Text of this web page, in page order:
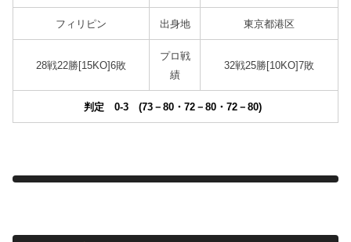
フィリピン 出身地 東京都港区
28戦22勝[15KO]6敗
プロ戦
績
32戦25勝[10KO]7敗
判定 0-3 (73－80・72－80・72－80)